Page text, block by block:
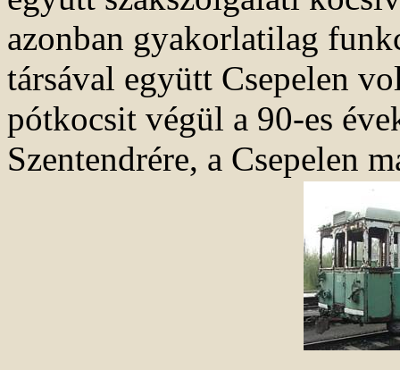
azonban gyakorlatilag
társával együtt Csepelen
pótkocsit végül a 90-es
Szentendrére, a Csepelen